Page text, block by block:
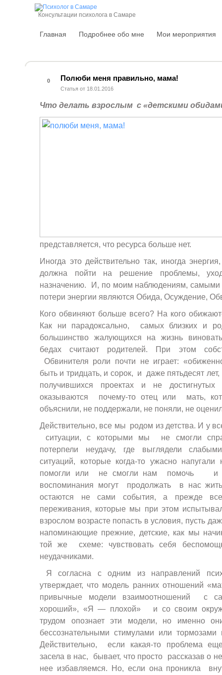
Консультации психолога в Самаре
Главная Подробнее обо мне Мои мероприятия
0 Полюби меня правильно, мама!
Статья от 18.01.2016
Что делать взрослым с «детскими
представляется, что ресурса больше нет.
Иногда это действительно так, иногда
должна пойти на решение проблемы,
назначению. И, по моим наблюдениям, самыми
потери энергии являются Обида, Осуждение,
Кого обвиняют больше всего? На кого
Как ни парадоксально, самых близких и
большинство жалующихся на жизнь
бедах считают родителей. При этом
Обвинителя роли почти не играет:
быть и тридцать, и сорок, и даже пятьдесят
получившихся проектах и не достигнутых
оказываются почему-то отец или мать,
объяснили, не поддержали, не поняли, не
Действительно, все мы родом из детства. И у
ситуации, с которыми мы не смогли
потерпели неудачу, где выглядели
ситуаций, которые когда-то ужасно
помогли или не смогли нам помочь
воспоминания могут продолжать в нас
остаются не сами события, а прежде
переживания, которые мы при этом
взрослом возрасте попасть в условия, пусть
напоминающие прежние, детские, как мы
той же схеме: чувствовать себя
неудачниками.
Я согласна с одним из направлений
утверждает, что модель ранних отношений
привычные модели взаимоотношений с
хороший», «Я — плохой» и со своим
трудом опознает эти модели, но именно
бессознательными стимулами или тормозами
Действительно, если какая-то проблема
засела в нас, бывает, что просто рассказав о
нее избавляемся. Но, если она проникла